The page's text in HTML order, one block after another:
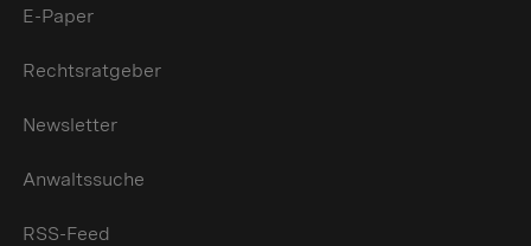
E-Paper
Rechtsratgeber
Newsletter
Anwaltssuche
RSS-Feed